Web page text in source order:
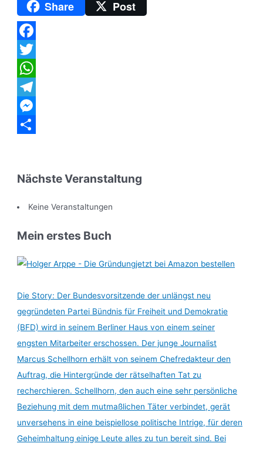
Share Post
Facebook
Twitter
WhatsApp
Telegram
Messenger
Nächste Veranstaltung
Keine Veranstaltungen
Mein erstes Buch
jetzt bei Amazon bestellen
Die Story: Der Bundesvorsitzende der unlängst neu
gegründeten Partei Bündnis für Freiheit und Demokratie
(BFD) wird in seinem Berliner Haus von einem seiner
engsten Mitarbeiter erschossen. Der junge Journalist
Marcus Schellhorn erhält von seinem Chefredakteur den
Auftrag, die Hintergründe der rätselhaften Tat zu
recherchieren. Schellhorn, den auch eine sehr persönliche
Beziehung mit dem mutmaßlichen Täter verbindet, gerät
unversehens in eine beispiellose politische Intrige, für deren
Geheimhaltung einige Leute alles zu tun bereit sind. Bei